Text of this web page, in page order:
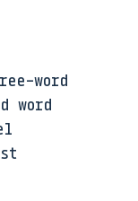
word
word